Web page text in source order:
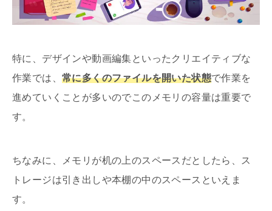
特に、デザインや動画編集といったクリエイティブな
作業では、 常に多くのファイルを開いた状態で作業を
進めていくことが多いのでこのメモリの容量は重要で
す。
ちなみに、メモリが机の上のスペースだとしたら、ス
トレージは引き出しや本棚の中のスペースといえま
す。